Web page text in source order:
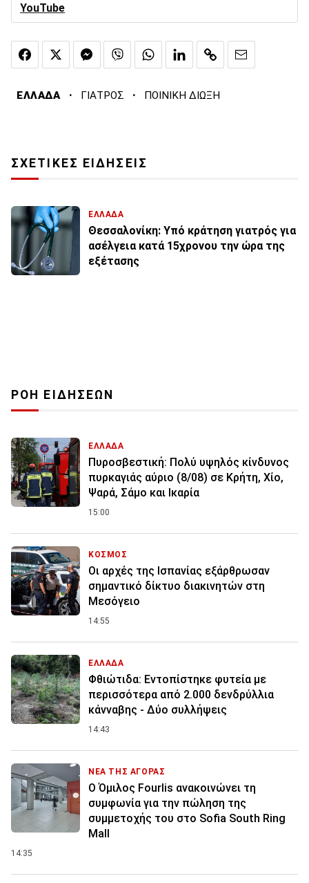
YouTube
ΕΛΛΑΔΑ · ΓΙΑΤΡΟΣ · ΠΟΙΝΙΚΗ ΔΙΩΞΗ
ΣΧΕΤΙΚΕΣ ΕΙΔΗΣΕΙΣ
ΕΛΛΑΔΑ
Θεσσαλονίκη: Υπό κράτηση γιατρός για
ασέλγεια κατά 15χρονου την ώρα της
εξέτασης
ΡΟΗ ΕΙΔΗΣΕΩΝ
ΕΛΛΑΔΑ
Πυροσβεστική: Πολύ υψηλός κίνδυνος
πυρκαγιάς αύριο (8/08) σε Κρήτη, Χίο,
Ψαρά, Σάμο και Ικαρία
15:00
ΚΟΣΜΟΣ
Οι αρχές της Ισπανίας εξάρθρωσαν
σημαντικό δίκτυο διακινητών στη
Μεσόγειο
14:55
ΕΛΛΑΔΑ
Φθιώτιδα: Εντοπίστηκε φυτεία με
περισσότερα από 2.000 δενδρύλλια
κάνναβης - Δύο συλλήψεις
14:43
ΝΕΑ ΤΗΣ ΑΓΟΡΑΣ
Ο Όμιλος Fourlis ανακοινώνει τη
συμφωνία για την πώληση της
συμμετοχής του στο Sofia South Ring
Mall
14:35